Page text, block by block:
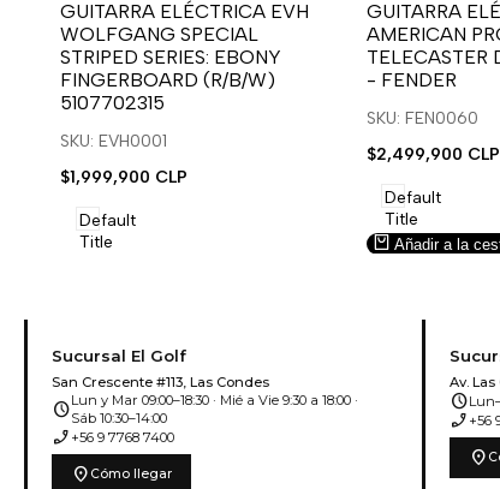
para
usar
la
lista
de
deseos.
para
usar
Compare
GUITARRA ELÉCTRICA EVH
WOLFGANG SPECIAL
STRIPED SERIES: EBONY
FINGERBOARD (R/B/W)
5107702315
SKU: EVH0001
Precio
venta
$1,999,900 CLP
Default
Title
para
usar
la
lista
de
para
usar
Compare
GUITARRA
AMERICAN
TELECASTER
- FENDER
SKU: FEN0060
Precio
venta
$2,499,900 CLP
Default
Title
Añadir a la
Sucursal El Golf
San Crescente #113, Las Condes
scheduleLun y Mar 09:00–18:30 · Mié a Vie 9:30 a 18:00 ·
Sáb 10:30–14:00
phone_enabled +56 9 7768 7400
location_on Cómo llegar
Av.
schedule
phone_enabled +56
location_on